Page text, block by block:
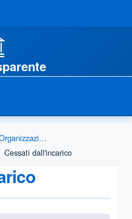
Organizzazione
Cessati dall'incarico